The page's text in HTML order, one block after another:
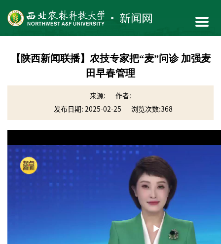
【陕西新闻联播】农技专家把“麦”问诊 加强麦
田早春管理
来源:
作者:
发布日期: 2025-02-25
浏览次数:368